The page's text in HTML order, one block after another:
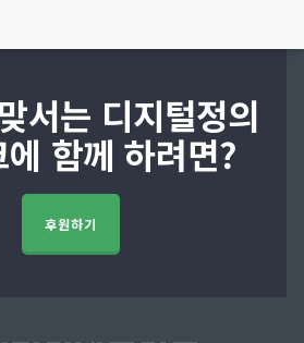
서는 디지털정의
함께 하려면?
후원하기